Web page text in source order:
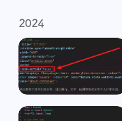
2024